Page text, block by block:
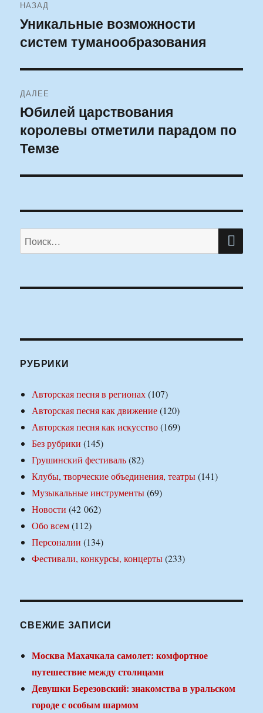
по
записям
НАЗАД
Предыдущая
запись:
Уникальные возможности
систем туманообразования
ДАЛЕЕ
Следующая
запись:
Юбилей царствования
королевы отметили парадом по
Темзе
Искать:
РУБРИКИ
Авторская песня в регионах(107)
Авторская песня как движение(120)
Авторская песня как искусство(169)
Без рубрики (145)
Грушинский фестиваль(82)
Клубы, творческие объединения, театры(141)
Музыкальные инструменты(69)
Новости (42 062)
Обо всем(112)
Персоналии (134)
Фестивали, конкурсы, концерты(233)
СВЕЖИЕ ЗАПИСИ
Москва Махачкала самолет: комфортное
путешествие между столицами
Девушки Березовский: знакомства в уральском
городе с особым шармом